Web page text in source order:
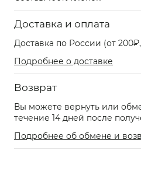
Доставка и оплата
Доставка по России (от 200₽,
Подробнее о доставке
Возврат
Вы можете вернуть или
течение 14 дней после
Подробнее об обмене и